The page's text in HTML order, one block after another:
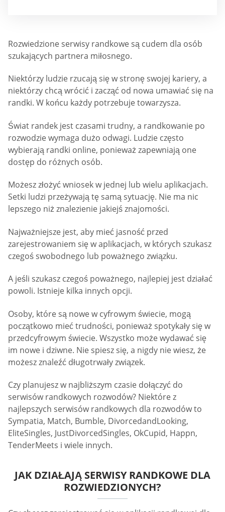
Rozwiedzione serwisy randkowe są cudem dla osób
szukających partnera miłosnego.
Niektórzy ludzie rzucają się w stronę swojej kariery, a
niektórzy chcą wrócić i zacząć od nowa umawiać się na
randki. W końcu każdy potrzebuje towarzysza.
Świat randek jest czasami trudny, a randkowanie po
rozwodzie wymaga dużo odwagi. Ludzie często
wybierają randki online, ponieważ zapewniają one
dostęp do różnych osób.
Możesz złożyć wniosek w jednej lub wielu aplikacjach.
Setki ludzi przeżywają tę samą sytuację. Nie ma nic
lepszego niż znalezienie jakiejś znajomości.
Najważniejsze jest, aby mieć jasność przed
zarejestrowaniem się w aplikacjach, w których szukasz
czegoś swobodnego lub poważnego związku.
A jeśli szukasz czegoś poważnego, najlepiej jest działać
powoli. Istnieje kilka innych opcji.
Osoby, które są nowe w cyfrowym świecie, mogą
początkowo mieć trudności, ponieważ spotykały się w
przedcyfrowym świecie. Wszystko może wydawać się
im nowe i dziwne. Nie spiesz się, a nigdy nie wiesz, że
możesz znaleźć długotrwały związek.
Czy planujesz w najbliższym czasie dołączyć do
serwisów randkowych rozwodów? Niektóre z
najlepszych serwisów randkowych dla rozwodów to
Sympatia, Match, Bumble, DivorcedandLooking,
EliteSingles, JustDivorcedSingles, OkCupid, Happn,
TenderMeets i wiele innych.
JAK DZIAŁAJĄ SERWISY RANDKOWE DLA
ROZWIEDZIONYCH?